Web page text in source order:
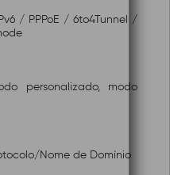
/ PPPoE / 6to4Tunnel /
personalizado, modo
Nome de Domínio